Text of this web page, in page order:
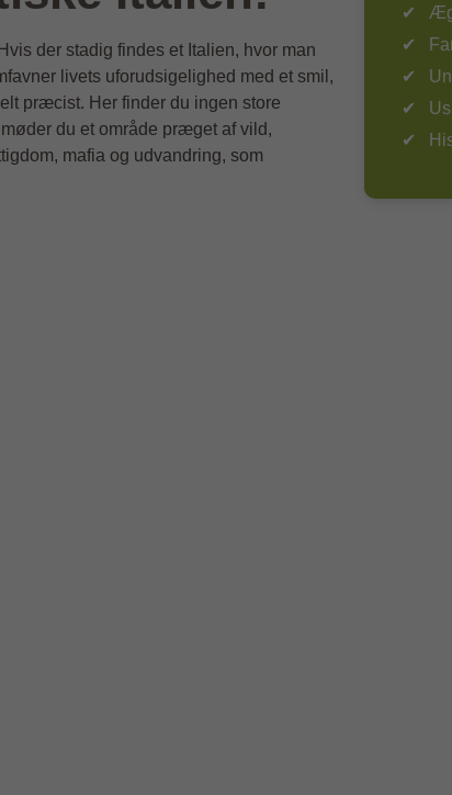
der stadig findes et Italien, hvor man
livets uforudsigelighed med et smil,
præcist. Her finder du ingen store
du et område præget af vild,
mafia og udvandring, som